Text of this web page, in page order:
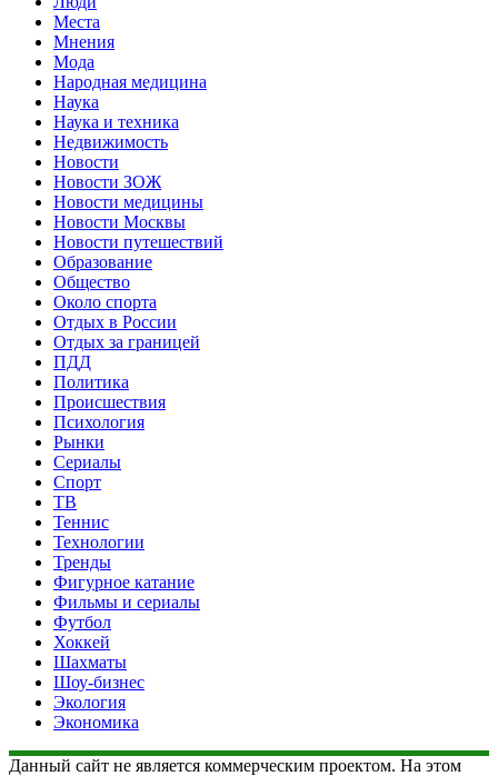
Места
Мнения
Мода
Народная медицина
Наука
Наука и техника
Недвижимость
Новости
Новости ЗОЖ
Новости медицины
Новости Москвы
Новости путешествий
Образование
Общество
Около спорта
Отдых в России
Отдых за границей
ПДД
Политика
Происшествия
Психология
Рынки
Сериалы
Спорт
ТВ
Теннис
Технологии
Тренды
Фигурное катание
Фильмы и сериалы
Футбол
Хоккей
Шахматы
Шоу-бизнес
Экология
Экономика
Данный сайт не является коммерческим проектом. На этом